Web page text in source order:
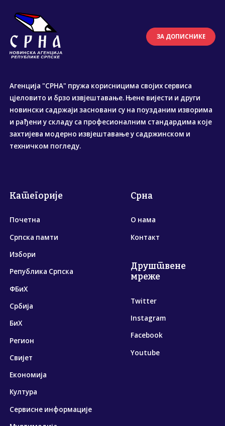
ЗА ДОПИСНИКЕ
Агенција "СРНА" пружа корисницима својих сервиса
цјеловито и брзо извјештавање. Њене вијести и други
новински садржаји засновани су на поузданим изворима
и рађени у складу са професионалним стандардима које
захтијева модерно извјештавање у садржинском и
техничком погледу.
Категорије
Почетна
Српска памти
Избори
Република Српска
ФБиХ
Србија
БиХ
Регион
Свијет
Економија
Култура
Сервисне информације
Срна
О нама
Контакт
Друштвене
мреже
Twitter
Instagram
Facebook
Youtube